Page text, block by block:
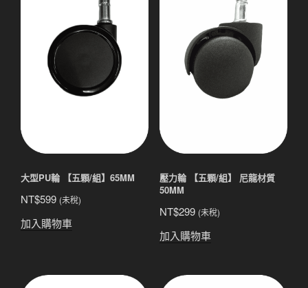
大型PU輪 【五顆/組】65MM
NT$599 (未稅)
加入購物車
壓力輪 【五顆/組】 尼龍材質
50MM
NT$299 (未稅)
加入購物車